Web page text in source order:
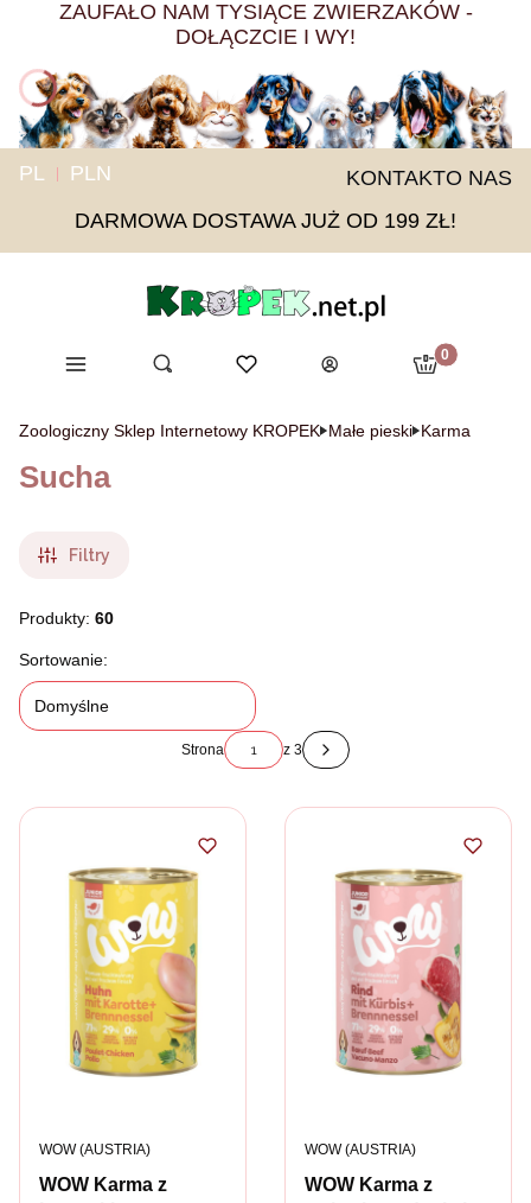
ZAUFAŁO NAM TYSIĄCE ZWIERZAKÓW -
DOŁĄCZCIE I WY!
PL PLN KONTAKTO NAS
DARMOWA DOSTAWA JUŻ OD 199 ZŁ!
Menu Otwórz wyszukiwarkę
Szukaj Ulubione
Zaloguj się
Produkty w
Koszyk
Zoologiczny Sklep Internetowy KROPEK Małe pieski Karma
Sucha
Filtry
Produkty: 60
Lista produktów
Sortowanie:
Domyślne
Strona z 3
Następne produkty
WOW Karma z
PRODUCENT
WOW (AUSTRIA)
WOW Karma z
PRODUCENT
WOW (AUSTRIA)